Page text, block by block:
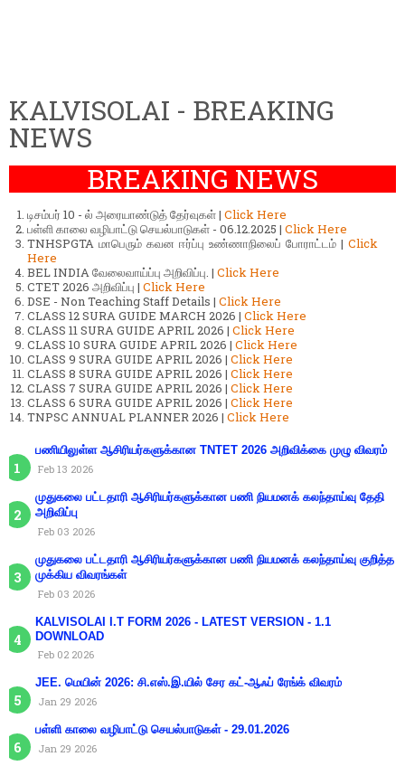
KALVISOLAI - BREAKING
NEWS
BREAKING NEWS
டிசம்பர் 10 - ல் அரையாண்டுத் தேர்வுகள் | Click Here
பள்ளி காலை வழிபாட்டு செயல்பாடுகள் - 06.12.2025 | Click Here
TNHSPGTA மாபெரும் கவன ஈர்ப்பு உண்ணாநிலைப் போராட்டம் | Click
Here
BEL INDIA வேலைவாய்ப்பு அறிவிப்பு. | Click Here
CTET 2026 அறிவிப்பு | Click Here
DSE - Non Teaching Staff Details | Click Here
CLASS 12 SURA GUIDE MARCH 2026 | Click Here
CLASS 11 SURA GUIDE APRIL 2026 | Click Here
CLASS 10 SURA GUIDE APRIL 2026 | Click Here
CLASS 9 SURA GUIDE APRIL 2026 | Click Here
CLASS 8 SURA GUIDE APRIL 2026 | Click Here
CLASS 7 SURA GUIDE APRIL 2026 | Click Here
CLASS 6 SURA GUIDE APRIL 2026 | Click Here
TNPSC ANNUAL PLANNER 2026 | Click Here
பணியிலுள்ள ஆசிரியர்களுக்கான TNTET 2026 அறிவிக்கை முழு விவரம்
Feb 13 2026
முதுகலை பட்டதாரி ஆசிரியர்களுக்கான பணி நியமனக் கலந்தாய்வு தேதி
அறிவிப்பு
Feb 03 2026
முதுகலை பட்டதாரி ஆசிரியர்களுக்கான பணி நியமனக் கலந்தாய்வு குறித்த
முக்கிய விவரங்கள்
Feb 03 2026
KALVISOLAI I.T FORM 2026 - LATEST VERSION - 1.1
DOWNLOAD
Feb 02 2026
JEE. மெயின் 2026: சி.எஸ்.இ.யில் சேர கட்-ஆஃப் ரேங்க் விவரம்
Jan 29 2026
பள்ளி காலை வழிபாட்டு செயல்பாடுகள் - 29.01.2026
Jan 29 2026